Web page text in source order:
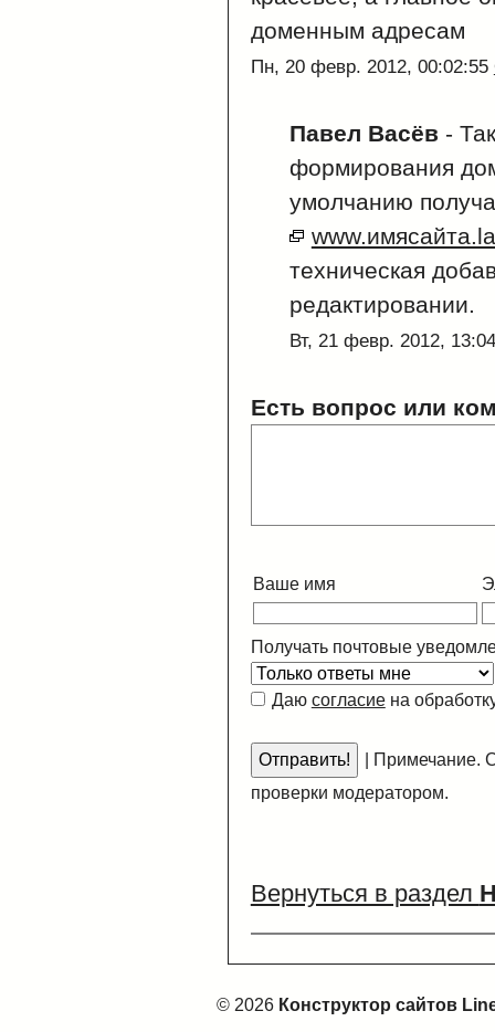
доменным адресам
Пн, 20 февр. 2012, 00:02:55
Павел Васёв -
формирования
умолчанию
техническая
редактировании.
Вт, 21 февр. 2012,
Есть вопрос или
Ваше имя
Получать почтовые
Даю согласиена
Примечание.
проверки модератором.
Вернуться в раздел
© 2026 Конструктор сайтов